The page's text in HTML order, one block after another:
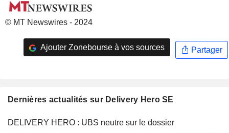
© MT Newswires - 2024
Ajouter Zonebourse à vos sources Partager
Dernières actualités sur Delivery Hero SE
DELIVERY HERO : UBS neutre sur le dossier